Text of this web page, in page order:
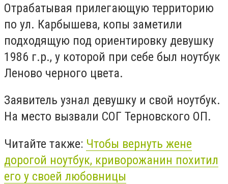
Отрабатывая прилегающую территорию
по ул. Карбышева, копы заметили
подходящую под ориентировку девушку
1986 г.р., у которой при себе был ноутбук
Леново черного цвета.
Заявитель узнал девушку и свой ноутбук.
На место вызвали СОГ Терновского ОП.
Читайте также: Чтобы вернуть жене
дорогой ноутбук, криворожанин похитил
его у своей любовницы